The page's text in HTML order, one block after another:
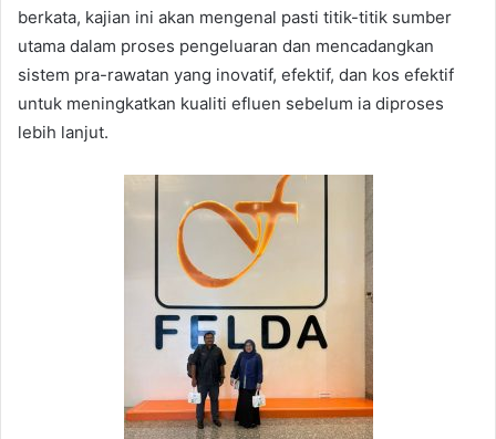
berkata, kajian ini akan mengenal pasti titik-titik sumber
utama dalam proses pengeluaran dan mencadangkan
sistem pra-rawatan yang inovatif, efektif, dan kos efektif
untuk meningkatkan kualiti efluen sebelum ia diproses
lebih lanjut.